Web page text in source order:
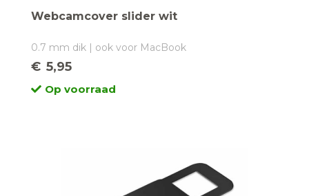
Webcamcover slider wit
0.7 mm dik | ook voor MacBook
€ 5,95
Op voorraad